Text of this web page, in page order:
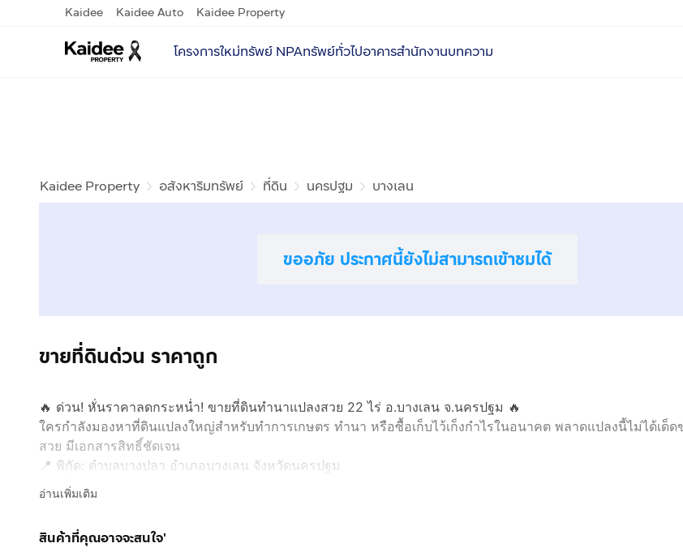
Kaidee Kaidee Auto Kaidee Property
โครงการใหม่ทรัพย์ NPAทรัพย์ทั่วไปอาคารสำนักงานบทความ
Kaidee Property อสังหาริมทรัพย์ ที่ดิน นครปฐม บางเลน
ขออภัย ประกาศนี้ยังไม่สามารถเข้าชมได้
ขายที่ดินด่วน ราคาถูก
🔥 ด่วน! หั่นราคาลดกระหน่ำ! ขายที่ดินทำนาแปลงสวย 22 ไร่ อ.บางเลน จ.นครปฐม 🔥
ใครกำลังมองหาที่ดินแปลงใหญ่สำหรับทำการเกษตร ทำนา หรือซื้อเก็บไว้เก็งกำไรในอนาคต พลาดแปลงนี้ไม่ได้เด็ด
สวย มีเอกสารสิทธิ์ชัดเจน
📍 พิกัด: ตำบลบางปลา อำเภอบางเลน จังหวัดนครปฐม
📏 เนื้อที่: 22 ไร่เต็ม
❌ จากราคาปกติที่ตั้งไว้ไร่ละ 600,000 บาท (ประหยัดไปได้ถึง 2.2 ล้านบาท! คุ้มกว่านี้ไม่มีอีกแล้ว)
อ่านเพิ่มเติม
สินค้าที่คุณอาจจะสนใจ'